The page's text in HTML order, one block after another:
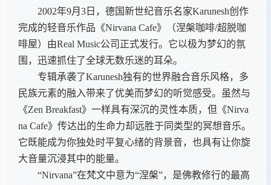
2002年9月3日，德国新世纪音乐名家Karunesh创作
完成的轻音乐作品《Nirvana Cafe》（涅槃咖啡/超脱咖
啡屋）由Real Music公司正式发行。它以极为梦幻的氛
围，迅速抓住了全球无数乐迷的耳朵。
专辑承袭了Karunesh独有的世界融合音乐风格，多
民族元素的融入带来了优美而梦幻的听觉感受。虽然与
《Zen Breakfast》一样具有深沉的灵性本质，但《Nirva
na Cafe》传达出的生命力却远胜于同类型的冥想音乐。
它既能成为你独处时平复心绪的背景音，也具有让你旋
大音量沉浸其中的能量。
“Nirvana”在梵文中意为“涅槃”，是佛教修行的最高